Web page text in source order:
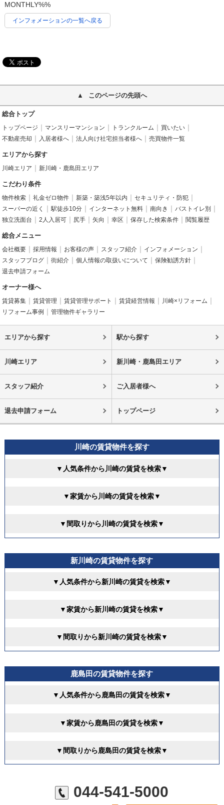
MONTHLY%%
インフォメーションの一覧へ戻る
このページの先頭へ
総合トップ
トップページ マンスリーマンション トランクルーム
買いたい
不動産売却
入居者様へ 法人向け社宅担当者様へ 売買物件一覧
エリアから探す
川崎エリア 新川崎・鹿島田エリア
こだわり条件
物件検索 礼金ゼロ物件 新築・築浅5年以内
セキュリティ・防犯
スーパーの近く
駅徒歩10分 インターネット無料 南向き
バストイレ別
独立洗面台
2人入居可 尻手 矢向 幸区 保存した検索条件 閲覧履歴
総合メニュー
会社概要 採用情報 お客様の声 スタッフ紹介
インフォメーション
スタッフブログ
街紹介 個人情報の取扱いについて
保険勧誘方針
退去申請フォーム
オーナー様へ
賃貸募集 賃貸管理 賃貸管理サポート 賃貸経営情報
川崎×リフォーム
リフォーム事例
管理物件ギャラリー
エリアから探す 駅から探す
川崎エリア 新川崎・鹿島田エリア
スタッフ紹介 ご入居者様へ
退去申請フォーム トップページ
川崎の賃貸物件を探す
▼人気条件から川崎の賃貸を検索▼
▼家賃から川崎の賃貸を検索▼
▼間取りから川崎の賃貸を検索▼
新川崎の賃貸物件を探す
▼人気条件から新川崎の賃貸を検索▼
▼家賃から新川崎の賃貸を検索▼
▼間取りから新川崎の賃貸を検索▼
鹿島田の賃貸物件を探す
▼人気条件から鹿島田の賃貸を検索▼
▼家賃から鹿島田の賃貸を検索▼
▼間取りから鹿島田の賃貸を検索▼
044-541-5000